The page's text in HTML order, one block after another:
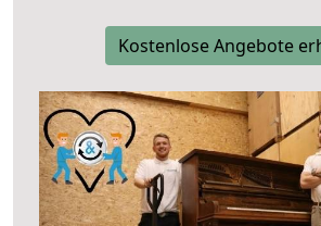
Kostenlose Angebote